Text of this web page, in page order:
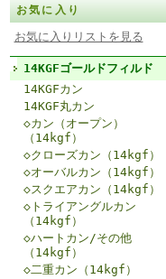
お気に入り
お気に入りリストを見る
14KGFゴールドフィルド
14KGFカン
14KGF丸カン
◇カン（オープン）
（14kgf）
◇クローズカン（14kgf）
◇オーバルカン（14kgf）
◇スクエアカン（14kgf）
◇トライアングルカン
（14kgf）
◇ハートカン/その他
（14kgf）
◇二重カン（14kgf）